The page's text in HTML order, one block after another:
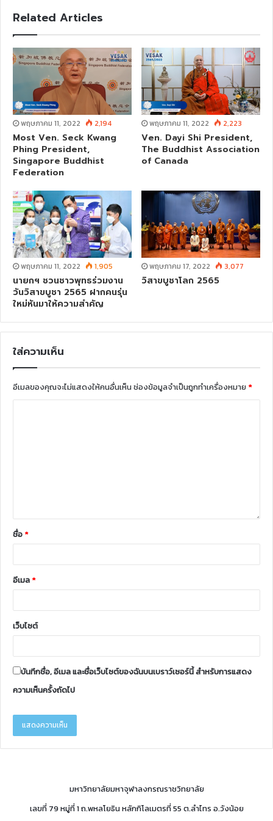
t
e
Related Articles
พฤษภาคม 11, 2022 2,194
Most Ven. Seck Kwang
Phing President,
Singapore Buddhist
Federation
พฤษภาคม 11, 2022 2,223
Ven. Dayi Shi President,
The Buddhist Association
of Canada
พฤษภาคม 11, 2022 1,905
นายกฯ ชวนชาวพุทธร่วมงาน
วันวิสาขบูชา 2565 ฝากคนรุ่น
ใหม่หันมาให้ความสำคัญ
พฤษภาคม 17, 2022 3,077
วิสาขบูชาโลก 2565
ใส่ความเห็น
อีเมลของคุณจะไม่แสดงให้คนอื่นเห็นช่องข้อมูลจำเป็นถูกทำเครื่องหมาย *
ชื่อ *
อีเมล *
เว็บไซต์
บันทึกชื่อ, อีเมล และชื่อเว็บไซต์ของฉันบนเบราว์เซอร์นี้ สำหรับการแสดง
ความเห็นครั้งถัดไป
มหาวิทยาลัยมหาจุฬาลงกรณราชวิทยาลัย
เลขที่ 79 หมู่ที่ 1 ถ.พหลโยธิน หลักกิโลเมตรที่ 55 ต.ลำไทร อ.วังน้อย